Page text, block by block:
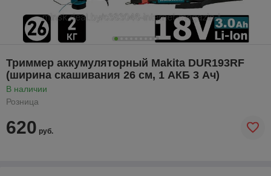
Триммер аккумуляторный Makita DUR193RF
(ширина скашивания 26 см, 1 АКБ 3 Ач)
В наличии
Розница
620 руб.